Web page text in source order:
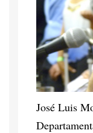
José Luis